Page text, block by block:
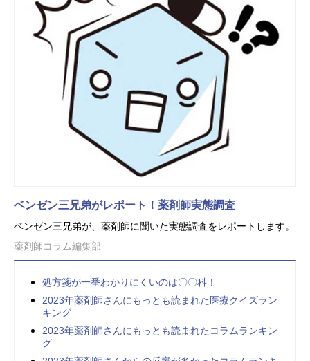
ベンゼン三兄弟がレポート！薬剤師実態調査
ベンゼン三兄弟が、薬剤師に聞いた実態調査をレポートします。
薬剤師コラム編集部
処方箋が一番わかりにくいのは〇〇科！
2023年薬剤師さんにもっとも読まれた医療クイズラン
キング
2023年薬剤師さんにもっとも読まれたコラムランキン
グ